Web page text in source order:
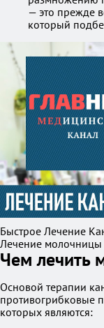
— это прежде
который
Быстрое Лечение
Лечение молочницы
Чем лечить
Основой терапии
противогрибковые
которых являются: